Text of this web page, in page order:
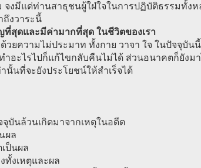
จงมีแด่ท่านสาธุชนผู้ใฝ่ใจในการปฏิบัติธรรมทั้งห
ถึงวาระนี้
สุดและมีค่ามากที่สุด ในชีวิตของเรา
วยความไม่ประมาท ทั้งกาย วาจา ใจ ในปัจจุบัน
ำอะไรไปก็แก้ไขกลับคืนไม่ได้ ส่วนอนาคตก็ยังม
านั้นที่จะยังประโยชน์ให้สำเร็จได้
จุบันล้วนเกิดมาจากเหตุในอดีต
ผล
ป็นผล
ทั้งเหตุและผล